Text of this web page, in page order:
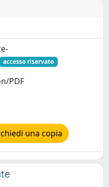
accesso riservato
PDF
una copia